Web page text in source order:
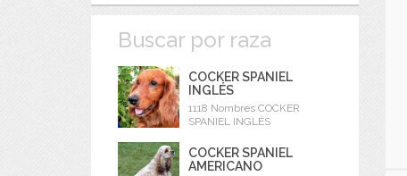
Buscar por raza
COCKER SPANIEL
INGLÉS
1118 Nombres COCKER
SPANIEL INGLÉS
COCKER SPANIEL
AMERICANO